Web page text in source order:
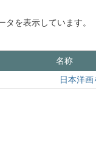
を表示しています。
名称
日本洋